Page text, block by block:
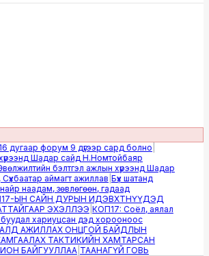
дугаар форум 9 дүгээр сард болно|
Шадар сайд Н.Номтойбаяр
бэлтгэл ажлын хүрээнд Шадар
аймагт ажиллав|Бүх шатанд
наадам, зөвлөгөөн, гадаад
ЫН САЙН ДУРЫН ИДЭВХТНҮҮДЭД
ЭХЭЛЛЭЭ|КОП17: Соёл, аялал
хариуцсан дэд хорооноос
АЖИЛЛАХ ОНЦГОЙ БАЙДЛЫН
ТАКТИКИЙН ХАМТАРСАН
БАЙГУУЛЛАА|ТААНАГҮЙ ГОВЬ